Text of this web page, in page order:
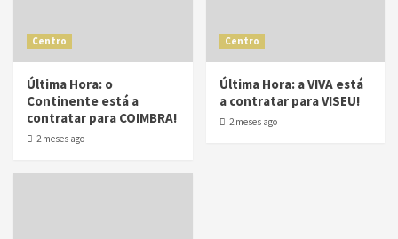
Centro
Última Hora: o
Continente está a
contratar para COIMBRA!
2 meses ago
Centro
Última Hora: a VIVA está
a contratar para VISEU!
2 meses ago